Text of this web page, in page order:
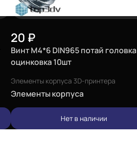
20 ₽
Винт М4*6 DIN965 потай головка
оцинковка 10шт
Элементы корпуса 3D-принтера
Элементы корпуса
Нет в наличии